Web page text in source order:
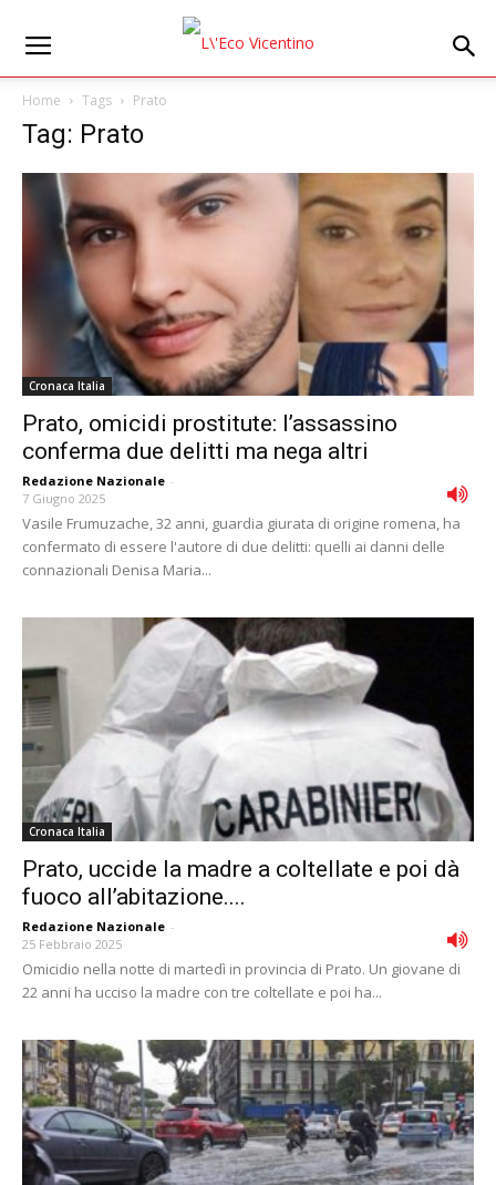
Home Tags Prato
Tag: Prato
Cronaca Italia
Prato, omicidi prostitute: l’assassino
conferma due delitti ma nega altri
Redazione Nazionale -
7 Giugno 2025
Vasile Frumuzache, 32 anni, guardia giurata di origine romena, ha
confermato di essere l'autore di due delitti: quelli ai danni delle
connazionali Denisa Maria...
Cronaca Italia
Prato, uccide la madre a coltellate e poi dà
fuoco all’abitazione....
Redazione Nazionale -
25 Febbraio 2025
Omicidio nella notte di martedì in provincia di Prato. Un giovane di
22 anni ha ucciso la madre con tre coltellate e poi ha...